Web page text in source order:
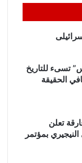
تسىء للتاريخ
الحقيقة
تعلن
بمؤتمر